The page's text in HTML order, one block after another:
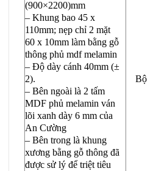
(900×2200)mm
– Khung bao 45 x
110mm; nẹp chỉ 2 mặt
60 x 10mm làm bằng gỗ
thông phủ mdf melamin
– Độ dày cánh 40mm (±
2).
– Bên ngoài là 2 tấm
MDF phủ melamin ván
lõi xanh dày 6 mm của
An Cường
– Bên trong là khung
xương bằng gỗ thông đã
được sử lý để triệt tiêu
Bộ